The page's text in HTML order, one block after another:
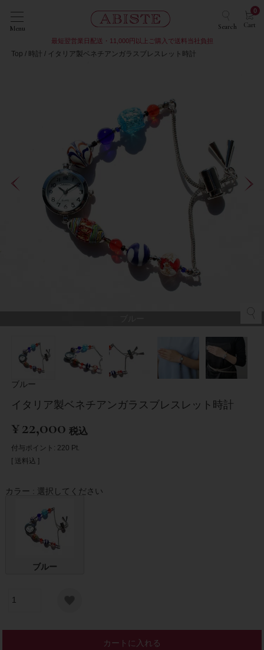
Menu Search Cart
0
最短翌営業日配送・11,000円以上ご購入で送料当社負担
Top 時計 イタリア製ベネチアンガラスブレスレット時計
ブルー
イタリア製ベネチアンガラスブレスレット時計
¥22,000 税込
付与ポイント: 220 Pt.
送料込
カラー 選択してください
ブルー
カートに入れる